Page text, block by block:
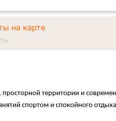
на карте
территории и
спортом и спокойного